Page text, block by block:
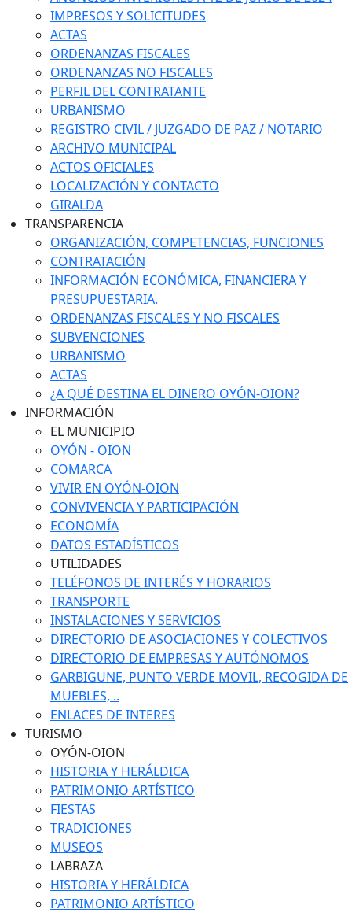
IMPRESOS Y SOLICITUDES
ACTAS
ORDENANZAS FISCALES
ORDENANZAS NO FISCALES
PERFIL DEL CONTRATANTE
URBANISMO
REGISTRO CIVIL / JUZGADO DE PAZ / NOTARIO
ARCHIVO MUNICIPAL
ACTOS OFICIALES
LOCALIZACIÓN Y CONTACTO
GIRALDA
TRANSPARENCIA
ORGANIZACIÓN, COMPETENCIAS, FUNCIONES
CONTRATACIÓN
INFORMACIÓN ECONÓMICA, FINANCIERA Y
PRESUPUESTARIA.
ORDENANZAS FISCALES Y NO FISCALES
SUBVENCIONES
URBANISMO
ACTAS
¿A QUÉ DESTINA EL DINERO OYÓN-OION?
INFORMACIÓN
EL MUNICIPIO
OYÓN - OION
COMARCA
VIVIR EN OYÓN-OION
CONVIVENCIA Y PARTICIPACIÓN
ECONOMÍA
DATOS ESTADÍSTICOS
UTILIDADES
TELÉFONOS DE INTERÉS Y HORARIOS
TRANSPORTE
INSTALACIONES Y SERVICIOS
DIRECTORIO DE ASOCIACIONES Y COLECTIVOS
DIRECTORIO DE EMPRESAS Y AUTÓNOMOS
GARBIGUNE, PUNTO VERDE MOVIL, RECOGIDA DE
MUEBLES, ..
ENLACES DE INTERES
TURISMO
OYÓN-OION
HISTORIA Y HERÁLDICA
PATRIMONIO ARTÍSTICO
FIESTAS
TRADICIONES
MUSEOS
LABRAZA
HISTORIA Y HERÁLDICA
PATRIMONIO ARTÍSTICO